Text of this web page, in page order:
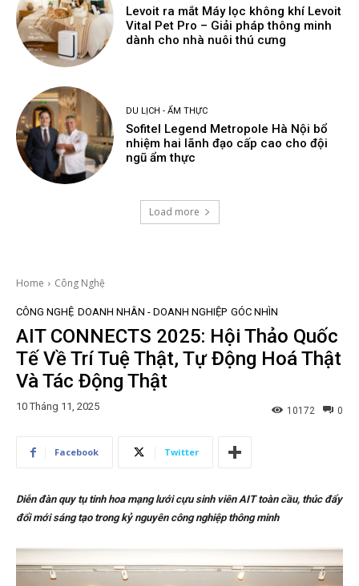
Levoit ra mắt Máy lọc không khí Levoit
Vital Pet Pro – Giải pháp thông minh
dành cho nhà nuôi thú cưng
DU LỊCH - ẨM THỰC
Sofitel Legend Metropole Hà Nội bổ
nhiệm hai lãnh đạo cấp cao cho đội
ngũ ẩm thực
Load more